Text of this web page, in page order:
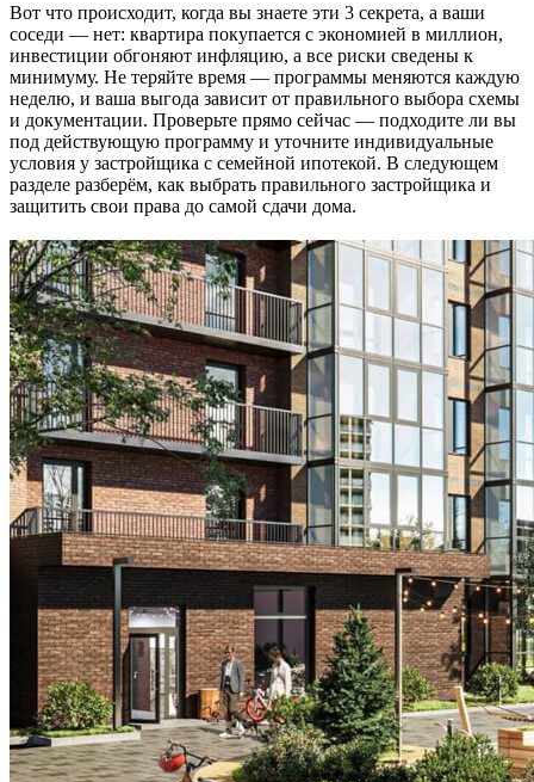
Вот что происходит, когда вы знаете эти 3 секрета, а ваши
соседи — нет: квартира покупается с экономией в миллион,
инвестиции обгоняют инфляцию, а все риски сведены к
минимуму. Не теряйте время — программы меняются каждую
неделю, и ваша выгода зависит от правильного выбора схемы
и документации. Проверьте прямо сейчас — подходите ли вы
под действующую программу и уточните индивидуальные
условия у застройщика с семейной ипотекой. В следующем
разделе разберём, как выбрать правильного застройщика и
защитить свои права до самой сдачи дома.